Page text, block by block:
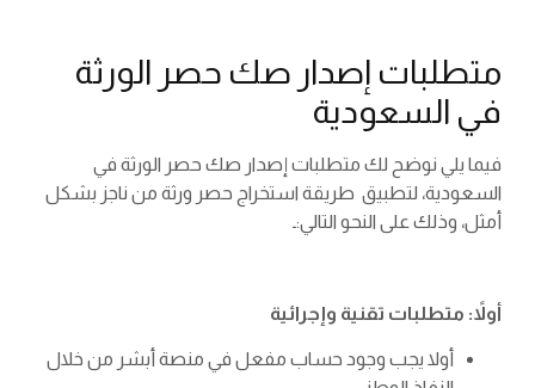
متطلبات إصدار صك حصر الورثة
في السعودية
فيما يلي نوضح لك متطلبات إصدار صك حصر الورثة في
السعودية، لتطبيق طريقة استخراج حصر ورثة من ناجز بشكل
أمثل، وذلك على النحو التالي:ـ
أولاً: متطلبات تقنية وإجرائية
أولا يجب وجود حساب مفعل في منصة أبشر من خلال